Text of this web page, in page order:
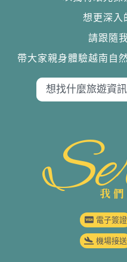
想更深入
請跟隨
帶大家親身體驗越南自
我
電子簽證
機場接送